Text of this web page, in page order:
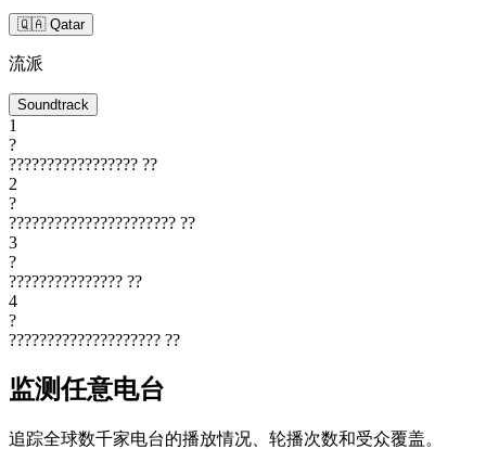
🇶🇦 Qatar
流派
Soundtrack
1
?
????????????????? ??
2
?
?????????????????????? ??
3
?
??????????????? ??
4
?
???????????????????? ??
监测任意电台
追踪全球数千家电台的播放情况、轮播次数和受众覆盖。